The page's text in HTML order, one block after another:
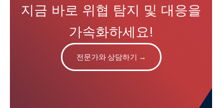
지금 바로 위협 탐지 및 대응을
가속화하세요!
전문가와 상담하기 →